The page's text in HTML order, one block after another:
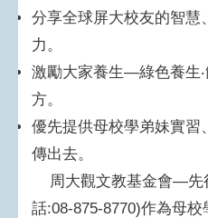
分享全球屏大校友的智慧
力。
激勵大家養生—綠色養生
方。
優先提供母校學弟妹實習
傳出去。
周大觀文教基金會—先
話:08-875-8770)作為母